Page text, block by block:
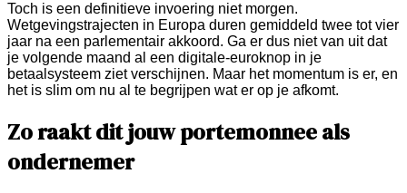
Toch is een definitieve invoering niet morgen.
Wetgevingstrajecten in Europa duren gemiddeld twee tot vier
jaar na een parlementair akkoord. Ga er dus niet van uit dat
je volgende maand al een digitale-euroknop in je
betaalsysteem ziet verschijnen. Maar het momentum is er, en
het is slim om nu al te begrijpen wat er op je afkomt.
Zo raakt dit jouw portemonnee als
ondernemer